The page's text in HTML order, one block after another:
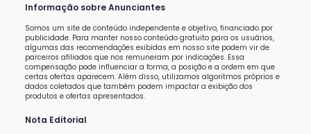
Informação sobre Anunciantes
Somos um site de conteúdo independente e objetivo, financiado por
publicidade. Para manter nosso conteúdo gratuito para os usuários,
algumas das recomendações exibidas em nosso site podem vir de
parceiros afiliados que nos remuneram por indicações. Essa
compensação pode influenciar a forma, a posição e a ordem em que
certas ofertas aparecem. Além disso, utilizamos algoritmos próprios e
dados coletados que também podem impactar a exibição dos
produtos e ofertas apresentados.
Nota Editorial